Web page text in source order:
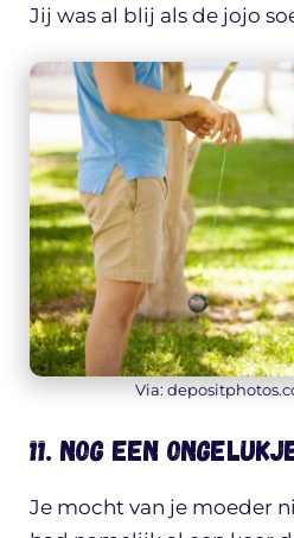
Jij was al blij als de jojo
Via:
11. Nog een
Je mocht van je moeder